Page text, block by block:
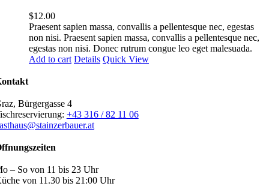
$12.00
Praesent sapien massa, convallis a pellentesque nec, egestas
non nisi. Praesent sapien massa, convallis a pellentesque nec,
egestas non nisi. Donec rutrum congue leo eget malesuada.
Add to cart Details Quick View
Bürgergasse 4
+43 316 / 82 11 06
– So von 11 bis 23 Uhr
von 11.30 bis 21:00 Uhr